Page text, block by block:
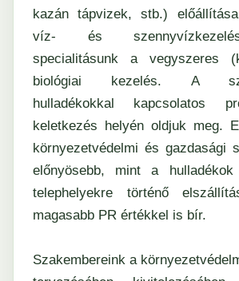
kazán tápvizek, stb.)
víz- és
specialitásunk a vegyszeres
biológiai kezelés. A
hulladékokkal kapcsolatos
keletkezés helyén oldjuk meg.
környezetvédelmi és gazdasági
előnyösebb, mint a
telephelyekre történő
magasabb PR értékkel is bír.
Szakembereink a